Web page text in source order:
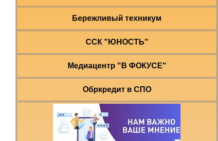
Бережливый техникум
ССК "ЮНОСТЬ"
Медиацентр "В ФОКУСЕ"
Обркредит в СПО